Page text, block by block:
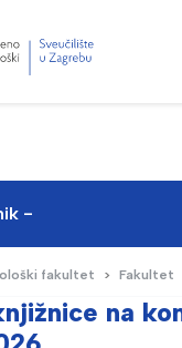
-
fakultet Fakultet
na